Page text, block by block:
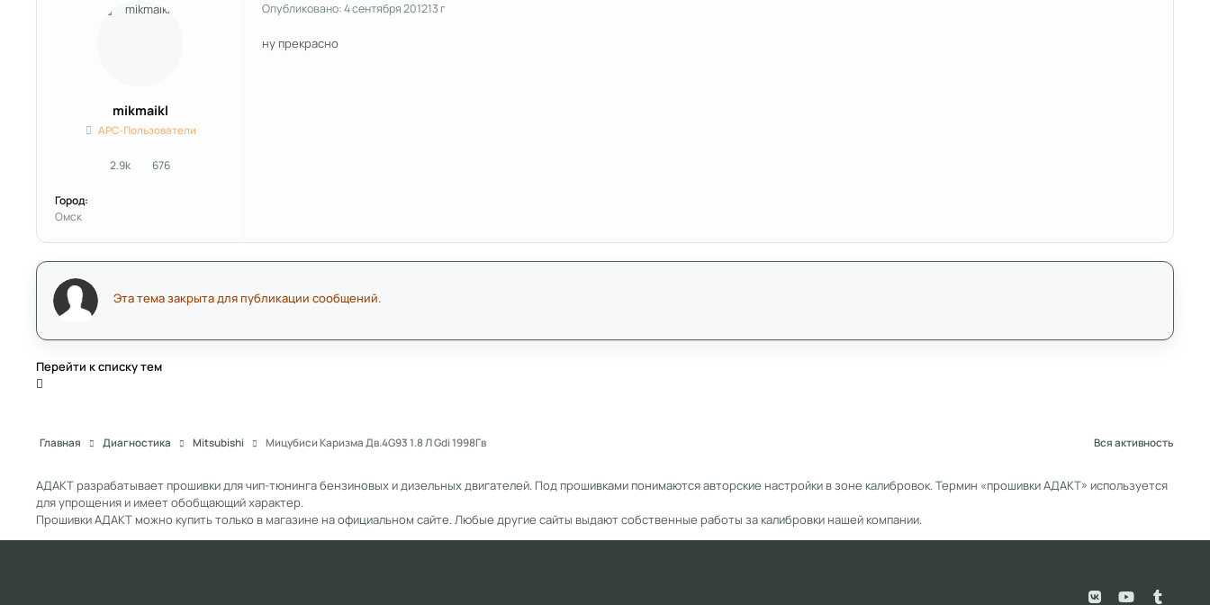
mikmaikl
APC-Пользователи
2.9kсообщения
676Репутация
Город:
Омск
Опубликовано:4 сентября 201213 г
ну прекрасно
Эта тема закрыта для публикации сообщений.
Перейти к списку тем
Главная Диагностика Mitsubishi Мицубиси Каризма Дв.4G93 1.8 Л Gdi 1998Гв Вся активность
АДАКТ разрабатывает прошивки для чип-тюнинга бензиновых и дизельных двигателей. Под прошивками понимаются авторские настройки в зоне калибровок. Термин «прошивки АДАКТ» используется
для упрощения и имеет обобщающий характер.
Прошивки АДАКТ можно купить только в магазине на официальном сайте. Любые другие сайты выдают собственные работы за калибровки нашей компании.
y